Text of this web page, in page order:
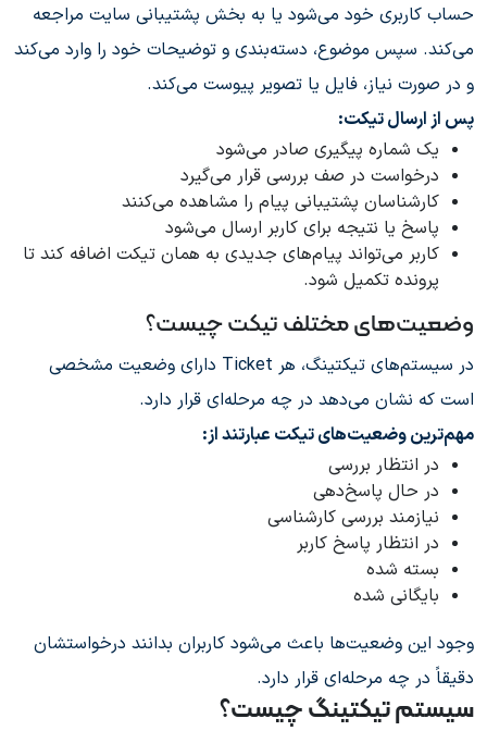
حساب کاربری خود می‌شود یا به بخش پشتیبانی سایت مراجعه
می‌کند. سپس موضوع، دسته‌بندی و توضیحات خود را وارد می‌کند
و در صورت نیاز، فایل یا تصویر پیوست می‌کند.
پس از ارسال تیکت:
یک شماره پیگیری صادر می‌شود
درخواست در صف بررسی قرار می‌گیرد
کارشناسان پشتیبانی پیام را مشاهده می‌کنند
پاسخ یا نتیجه برای کاربر ارسال می‌شود
کاربر می‌تواند پیام‌های جدیدی به همان تیکت اضافه کند تا
پرونده تکمیل شود.
وضعیت‌های مختلف تیکت چیست؟
در سیستم‌های تیکتینگ، هر Ticket دارای وضعیت مشخصی
است که نشان می‌دهد در چه مرحله‌ای قرار دارد.
مهم‌ترین وضعیت‌های تیکت عبارتند از:
در انتظار بررسی
در حال پاسخ‌دهی
نیازمند بررسی کارشناسی
در انتظار پاسخ کاربر
بسته شده
بایگانی شده
وجود این وضعیت‌ها باعث می‌شود کاربران بدانند درخواستشان
دقیقاً در چه مرحله‌ای قرار دارد.
سیستم تیکتینگ چیست؟